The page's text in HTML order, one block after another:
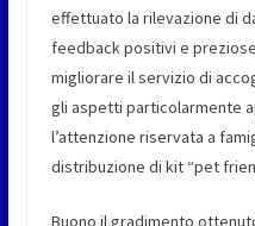
effettuato la rilevazione di
feedback positivi e
migliorare il servizio di
gli aspetti particolarmente
l’attenzione riservata a
distribuzione di kit “pet
Buono il gradimento